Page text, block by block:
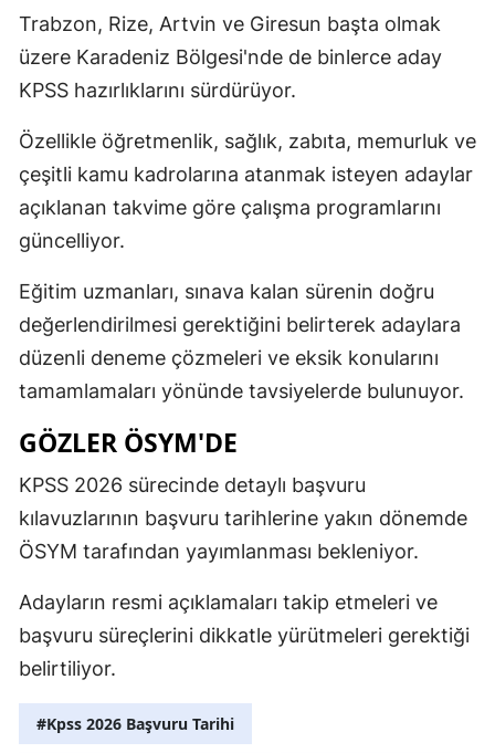
Trabzon, Rize, Artvin ve Giresun başta olmak
üzere Karadeniz Bölgesi'nde de binlerce aday
KPSS hazırlıklarını sürdürüyor.
Özellikle öğretmenlik, sağlık, zabıta, memurluk ve
çeşitli kamu kadrolarına atanmak isteyen adaylar
açıklanan takvime göre çalışma programlarını
güncelliyor.
Eğitim uzmanları, sınava kalan sürenin doğru
değerlendirilmesi gerektiğini belirterek adaylara
düzenli deneme çözmeleri ve eksik konularını
tamamlamaları yönünde tavsiyelerde bulunuyor.
GÖZLER ÖSYM'DE
KPSS 2026 sürecinde detaylı başvuru
kılavuzlarının başvuru tarihlerine yakın dönemde
ÖSYM tarafından yayımlanması bekleniyor.
Adayların resmi açıklamaları takip etmeleri ve
başvuru süreçlerini dikkatle yürütmeleri gerektiği
belirtiliyor.
#Kpss 2026 Başvuru Tarihi